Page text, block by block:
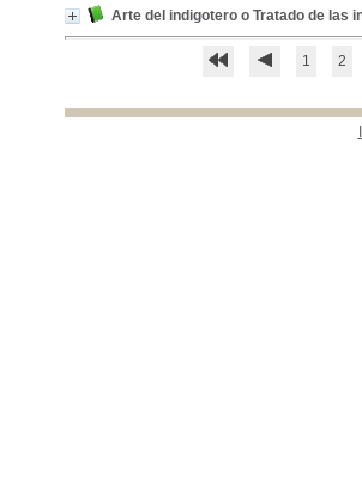
Arte del indigotero o Tratado de las
1 2